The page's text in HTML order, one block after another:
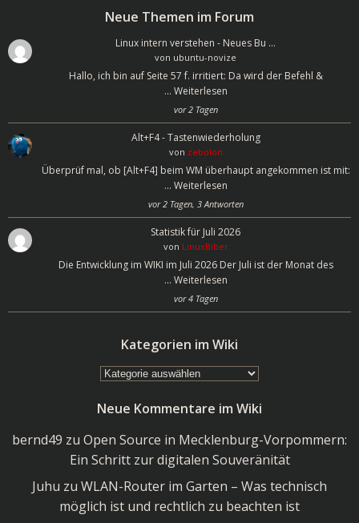
Neue Themen im Forum
Linux intern verstehen - Neues Bu …
von ubuntu-novize
Hallo, ich bin auf Seite 57 f. irritiert: Da wird der Befehl &
… Weiterlesen
vor 2 Tagen
Alt+F4 - Tastenwiederholung
von zebolon
Überprüf mal, ob [Alt+F4] beim WM überhaupt angekommen ist mit:
… Weiterlesen
vor 2 Tagen, 3 Antworten
Statistik für Juli 2026
von LinuxBiber
Die Entwicklung im WIKI im Juli 2026 Der Juli ist der Monat des
… Weiterlesen
vor 4 Tagen
Kategorien im Wiki
Kategorien
Wiki
Neue Kommentare im Wiki
bernd49 zu Open Source in Mecklenburg-Vorpommern:
Ein Schritt zur digitalen Souveränität
Juhu zu WLAN-Router im Garten – Was technisch
möglich ist und rechtlich zu beachten ist